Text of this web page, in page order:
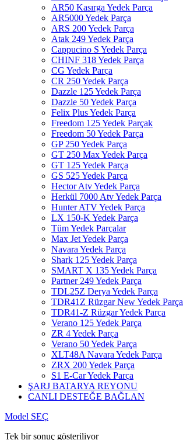
AR50 Kasırga Yedek Parça
AR5000 Yedek Parça
ARS 200 Yedek Parça
Atak 249 Yedek Parça
Cappucino S Yedek Parça
CHINF 318 Yedek Parça
CG Yedek Parça
CR 250 Yedek Parça
Dazzle 125 Yedek Parça
Dazzle 50 Yedek Parça
Felix Plus Yedek Parça
Freedom 125 Yedek Parçak
Freedom 50 Yedek Parça
GP 250 Yedek Parça
GT 250 Max Yedek Parça
GT 125 Yedek Parça
GS 525 Yedek Parça
Hector Atv Yedek Parça
Herkül 7000 Atv Yedek Parça
Hunter ATV Yedek Parça
LX 150-K Yedek Parça
Tüm Yedek Parçalar
Max Jet Yedek Parça
Navara Yedek Parça
Shark 125 Yedek Parça
SMART X 135 Yedek Parça
Partner 249 Yedek Parça
TDL25Z Derya Yedek Parça
TDR41Z Rüzgar New Yedek Parça
TDR41-Z Rüzgar Yedek Parça
Verano 125 Yedek Parça
ZR 4 Yedek Parça
Verano 50 Yedek Parça
XLT48A Navara Yedek Parça
ZRX 200 Yedek Parça
S1 E-Car Yedek Parça
ŞARJ BATARYA REYONU
CANLI DESTEĞE BAĞLAN
Model SEÇ
Tek bir sonuç gösteriliyor